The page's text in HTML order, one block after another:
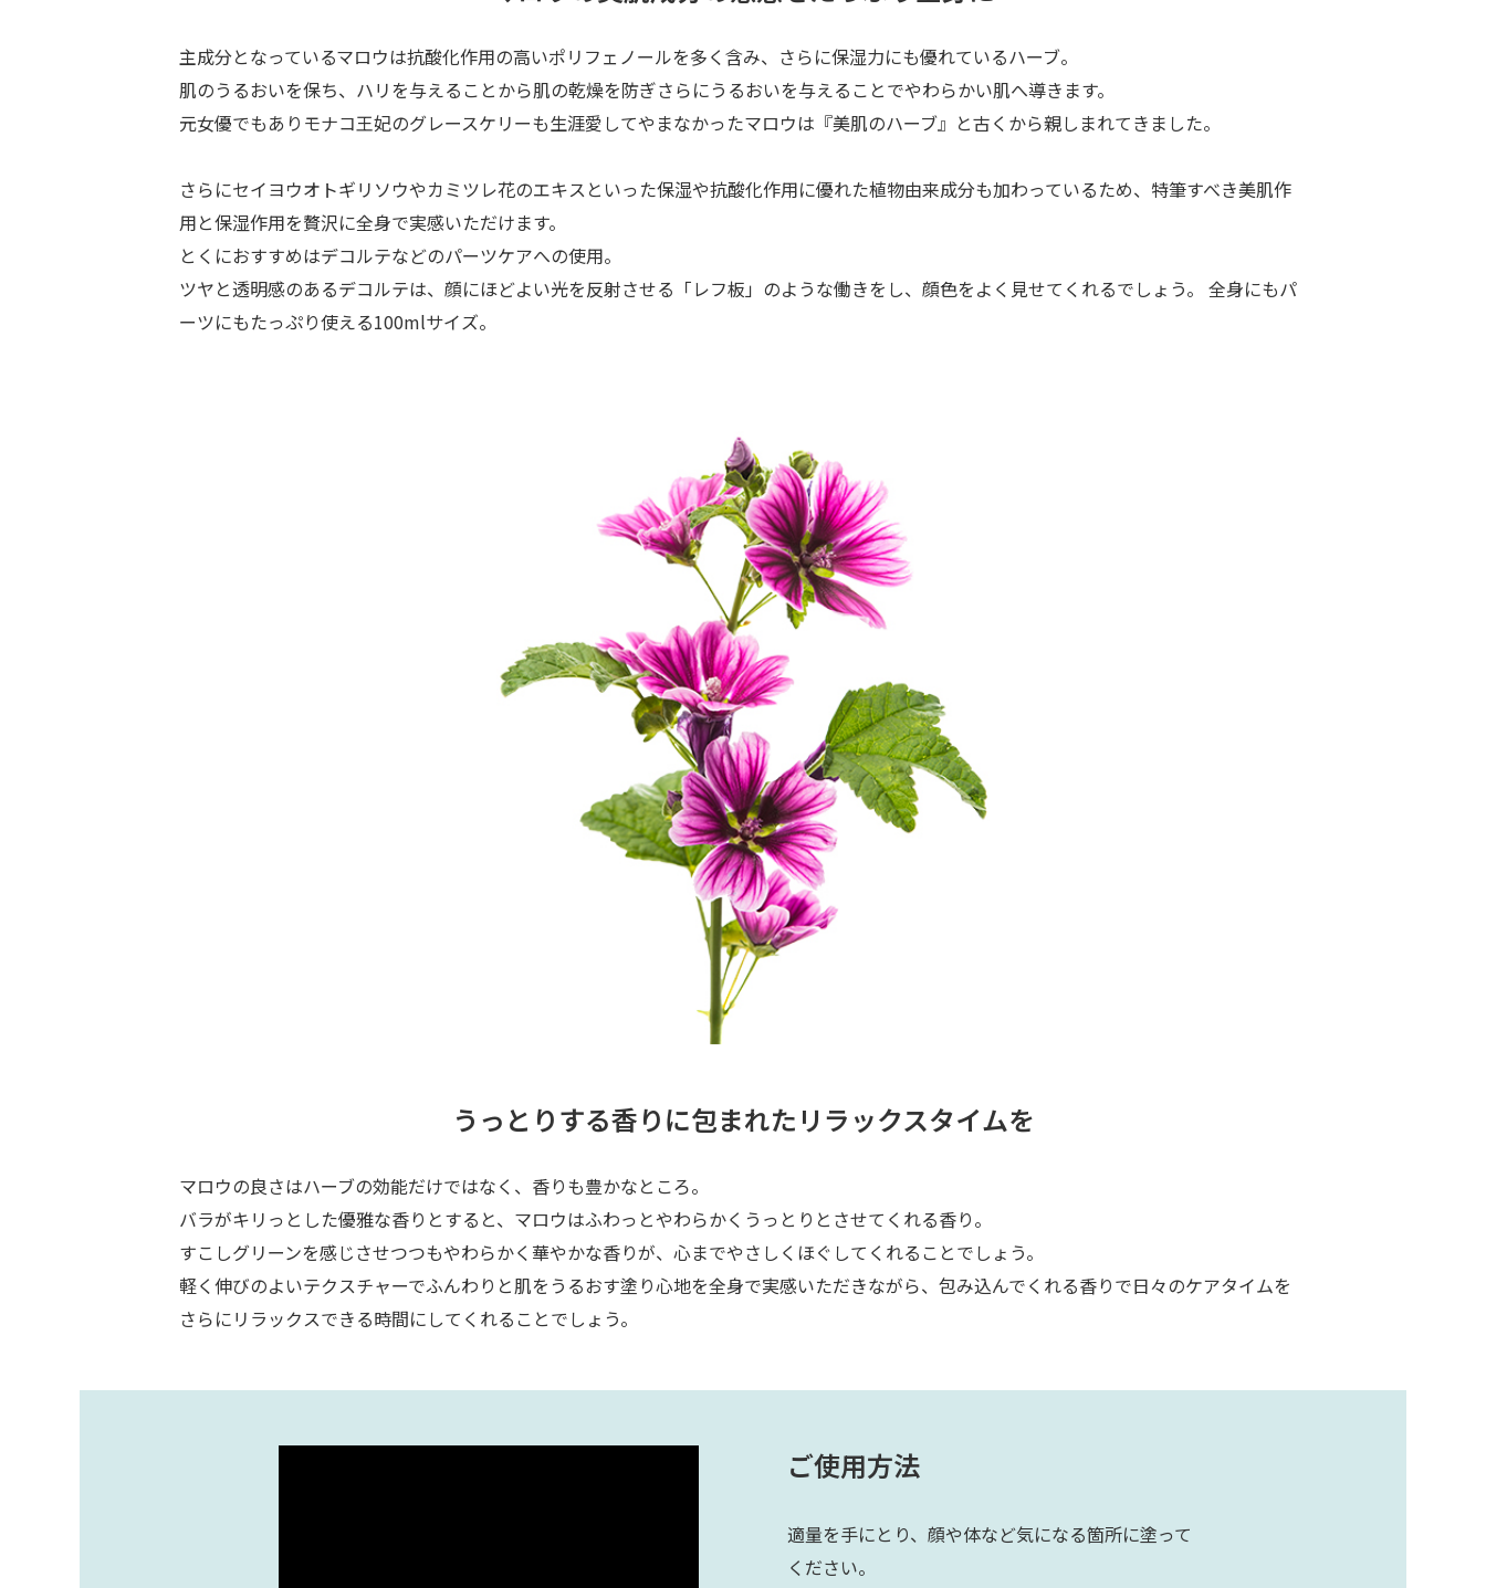
主成分となっているマロウは抗酸化作用の高いポリフェノールを多く含み、さらに保湿力にも優れているハーブ。
肌のうるおいを保ち、ハリを与えることから肌の乾燥を防ぎさらにうるおいを与えることでやわらかい肌へ導きます。
元女優でもありモナコ王妃のグレースケリーも生涯愛してやまなかったマロウは『美肌のハーブ』と古くから親しまれてきました。
さらにセイヨウオトギリソウやカミツレ花のエキスといった保湿や抗酸化作用に優れた植物由来成分も加わっているため、特筆すべき美肌作
用と保湿作用を贅沢に全身で実感いただけます。
とくにおすすめはデコルテなどのパーツケアへの使用。
ツヤと透明感のあるデコルテは、顔にほどよい光を反射させる「レフ板」のような働きをし、顔色をよく見せてくれるでしょう。 全身にもパ
ーツにもたっぷり使える100mlサイズ。
うっとりする香りに包まれたリラックスタイムを
マロウの良さはハーブの効能だけではなく、香りも豊かなところ。
バラがキリっとした優雅な香りとすると、マロウはふわっとやわらかくうっとりとさせてくれる香り。
すこしグリーンを感じさせつつもやわらかく華やかな香りが、心までやさしくほぐしてくれることでしょう。
軽く伸びのよいテクスチャーでふんわりと肌をうるおす塗り心地を全身で実感いただきながら、包み込んでくれる香りで日々のケアタイムを
さらにリラックスできる時間にしてくれることでしょう。
ご使用方法
適量を手にとり、顔や体など気になる箇所に塗って
ください。